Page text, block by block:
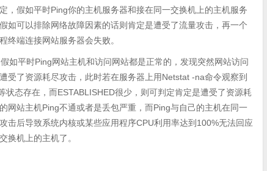
，假如平时Ping你的主机服务器和接在同一交换机上的主机服务
如可以排除网络故障因素的话则肯定是遭受了流量攻击，再一个
终端连接网站服务器会失败。
平时Ping网站主机和访问网站都是正常的，发现突然网站访问
受了资源耗尽攻击，此时若在服务器上用Netstat -na命令观察到
态存在，而ESTABLISHED很少，则可判定肯定是遭受了资源耗
网站主机Ping不通或者是丢包严重，而Ping与自己的主机在同一
击后导致系统内核或某些应用程序CPU利用率达到100%无法回应
换机上的主机了。